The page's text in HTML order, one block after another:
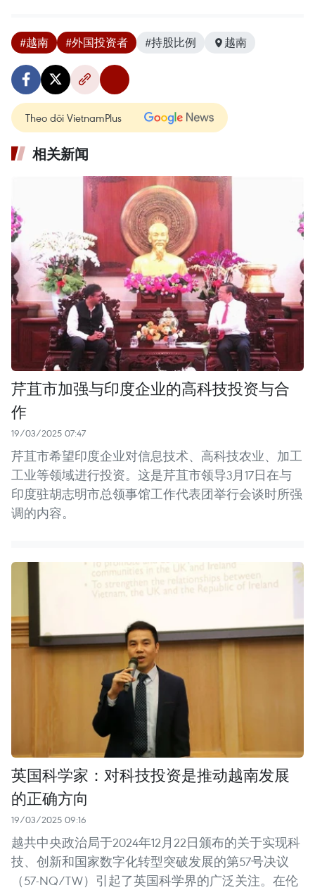
#越南 #外国投资者 #持股比例 越南
Theo dõi VietnamPlus
相关新闻
芹苴市加强与印度企业的高科技投资与合
作
19/03/2025 07:47
芹苴市希望印度企业对信息技术、高科技农业、加工
工业等领域进行投资。这是芹苴市领导3月17日在与
印度驻胡志明市总领事馆工作代表团举行会谈时所强
调的内容。
英国科学家：对科技投资是推动越南发展
的正确方向
19/03/2025 09:16
越共中央政治局于2024年12月22日颁布的关于实现科
技、创新和国家数字化转型突破发展的第57号决议
（57-NQ/TW）引起了英国科学界的广泛关注。在伦